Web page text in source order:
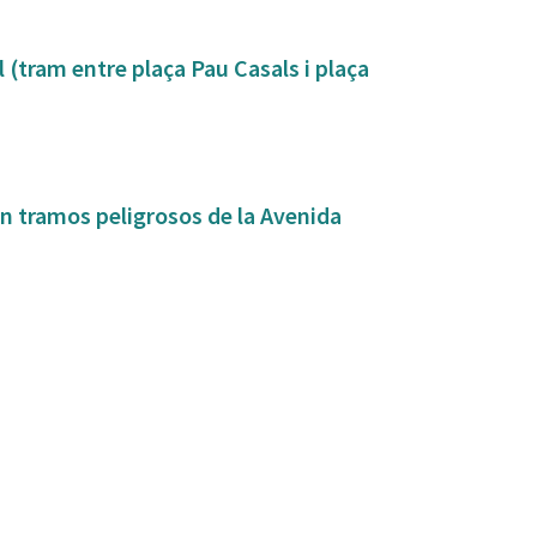
entre plaça Pau Casals i plaça
tramos peligrosos de la Avenida